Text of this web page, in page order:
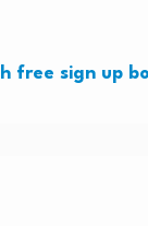
free sign up